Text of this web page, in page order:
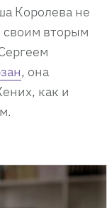
Королева не
своим вторым
, она
как и